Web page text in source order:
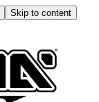
Skip to content